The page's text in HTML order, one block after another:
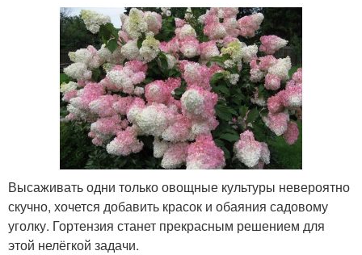
Высаживать одни только овощные культуры невероятно
скучно, хочется добавить красок и обаяния садовому
уголку. Гортензия станет прекрасным решением для
этой нелёгкой задачи.